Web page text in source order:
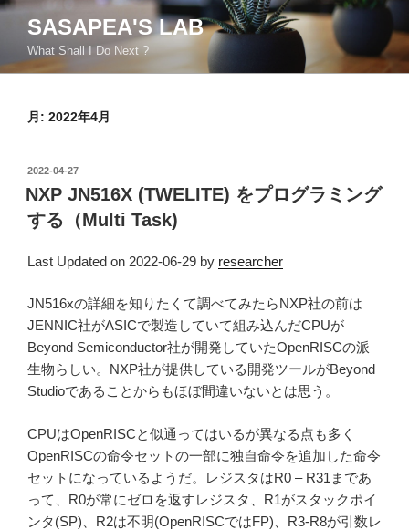
コ
ン
SASAPEA'S LAB
What Shall I Do Next ?
月: 2022年4月
投
稿
日:
2022-04-27
NXP JN516X (TWELITE) をプログラミング
する（Multi Task)
Last Updated on 2022-06-29 by researcher
JN516xの詳細を知りたくて調べてみたらNXP社の前は
JENNIC社がASICで製造していて組み込んだCPUが
Beyond Semiconductor社が開発していたOpenRISCの派
生物らしい。NXP社が提供している開発ツールがBeyond
Studioであることからもほぼ間違いないとは思う。
CPUはOpenRISCと似通ってはいるが異なる点も多く
OpenRISCの命令セットの一部に独自命令を追加した命令
セットになっているようだ。レジスタはR0 – R31まであ
って、R0が常にゼロを返すレジスタ、R1がスタックポイ
ンタ(SP)、R2は不明(OpenRISCではFP)、R3-R8が引数レ